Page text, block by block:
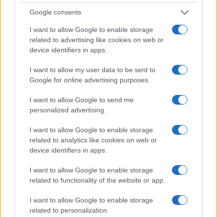
Google consents
I want to allow Google to enable storage
related to advertising like cookies on web or
device identifiers in apps.
I want to allow my user data to be sent to
Google for online advertising purposes.
I want to allow Google to send me
personalized advertising.
I want to allow Google to enable storage
related to analytics like cookies on web or
device identifiers in apps.
I want to allow Google to enable storage
related to functionality of the website or app.
I want to allow Google to enable storage
related to personalization.
oppositori di Le Pen si sono messi insieme per
Intanto in Italia tengono banco le polemiche
per l’inchiesta di Fanpage. Cosa c’è dietro?
“Un fiume carsico incredibile. Vogliono
fa parte del ‘giro giusto’.”
A Quarta Repubblica avete filmato giovani
verserebbero una lacrima se qualcuno
appendesse la Meloni a testa in giù.
“Uno potrebbe dire: è un oltranzista dell’Anpi. In
parlamento, però, abbiamo sentito una grillina